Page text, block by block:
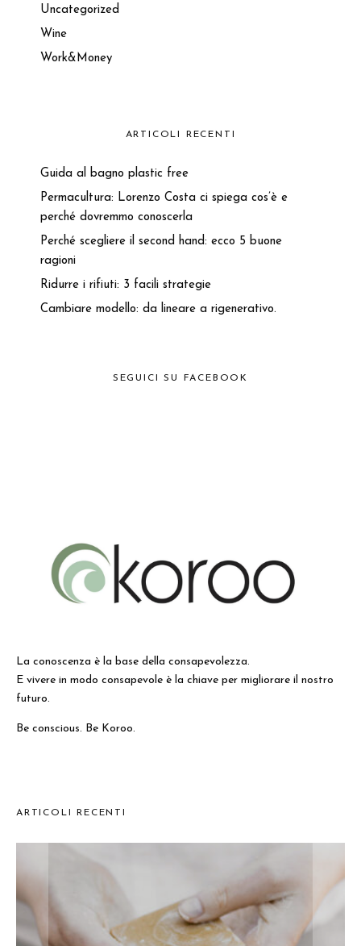
Uncategorized
Wine
Work&Money
ARTICOLI RECENTI
Guida al bagno plastic free
Permacultura: Lorenzo Costa ci spiega cos’è e
perché dovremmo conoscerla
Perché scegliere il second hand: ecco 5 buone
ragioni
Ridurre i rifiuti: 3 facili strategie
Cambiare modello: da lineare a rigenerativo.
SEGUICI SU FACEBOOK
La conoscenza è la base della consapevolezza.
E vivere in modo consapevole è la chiave per migliorare il nostro
futuro.
Be conscious. Be Koroo.
ARTICOLI RECENTI